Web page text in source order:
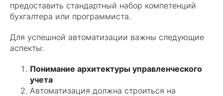
предоставить стандартный набор компетенций
бухгалтера или программиста.
Для успешной автоматизации важны следующие
аспекты:
Понимание архитектуры управленческого
учета
Автоматизация должна строиться на